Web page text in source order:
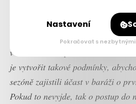
Jako místní patriot bych si moc
v Brně odpovídala postavení
v Česku. Naší společnou ambicí se
je vytvořit takové podmínky,
sezóně zajistili účast v baráži o
Pokud to nevyjde, tak o postup do
Nastavení
Pokračovat s